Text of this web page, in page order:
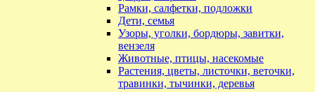
Рамки, салфетки, подложки
Дети, семья
Узоры, уголки, бордюры, завитки,
вензеля
Животные, птицы, насекомые
Растения, цветы, листочки, веточки,
травинки, тычинки, деревья